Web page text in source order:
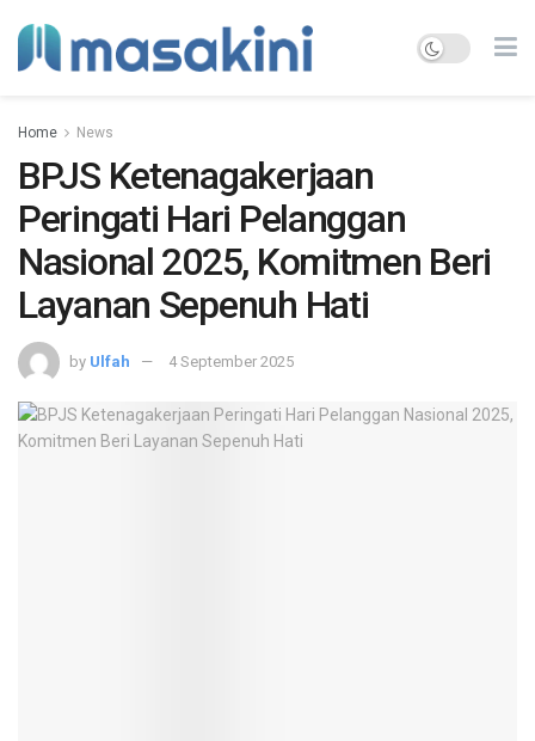
Home News
BPJS Ketenagakerjaan
Peringati Hari Pelanggan
Nasional 2025, Komitmen Beri
Layanan Sepenuh Hati
by Ulfah 4 September 2025